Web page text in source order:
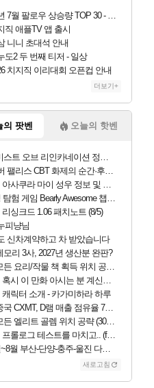
7월 팔로우 상승량 TOP 30 - 월간 치지직
직 애플TV 앱 출시
니니 초대석 안내
도2 두 번째 티저 - 일상
치지직 이리대회 오픈컵 안내
더보기+
의 팟벤 오늘의 핫벤
트 오브 리인카네이션 정보/공략글 모음
팰리스 CBT 화제의 순간·후기 모음
아사쿠라 마이 성우 정보 및 주요 필모
험 게임 Bearly Awesome 챕터 1 트레일러
리싱크드 1.06 패치노트 (8/5)
피냥님
신차계약하고 차 받았습니다
모리 3사, 2027년 생산분 완판?
요리/작물 책 획득 위치 공략 (36개) - 미식가 도전과제
혹시 이 만화 아시는 분 계신가요
캐릭터 소개 - 카가미하라 하루
CXMT, D램 매출 점유율 7%…글로벌 4위로 부상
엘리트 골렘 위치 공략 (30개) - 방랑 결투가
프롤로그 테스트를 마치고.. (feat. 리아)
월 부산-단양-충주-울진 다녀왔어요~
새로고침